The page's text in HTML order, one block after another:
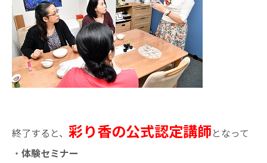
終了すると、 彩り香の公式認定講師となって
・ 体験セミナー